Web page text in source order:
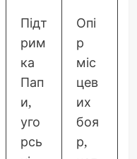
Підт
рим
ка
Пап
и,
уго
рсь
Опі
р
міс
цев
их
боя
р,